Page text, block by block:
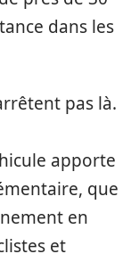
dans les
pas là.
apporte
que
en
et